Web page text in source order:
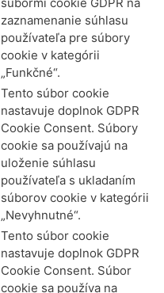
zaznamenanie súhlasu
používateľa pre súbory
cookie v kategórii
„Funkčné“.
Tento súbor cookie
nastavuje doplnok GDPR
Cookie Consent. Súbory
cookie sa používajú na
uloženie súhlasu
používateľa s ukladaním
súborov cookie v kategórii
„Nevyhnutné“.
Tento súbor cookie
nastavuje doplnok GDPR
Cookie Consent. Súbor
cookie sa používa na